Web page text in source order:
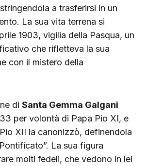
a trasferirsi in un
La sua vita terrena si
1903, vigilia della Pasqua, un
che rifletteva la sua
con il mistero della
di Santa Gemma Galgani
per volontà di Papa Pio XI, e
XII la canonizzò, definendola
La sua figura
molti fedeli, che vedono in lei